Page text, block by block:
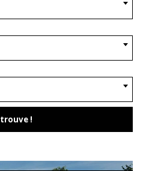
trouve !